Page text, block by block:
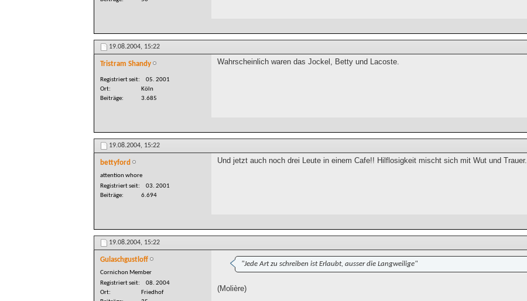
19.08.2004, 15:22
Tristram Shandy
Registriert seit
05. 2001
Ort
Köln
Beiträge
3.685
Wahrscheinlich waren das Jockel, Betty und Lacoste.
19.08.2004, 15:22
bettyford
attention whore
Registriert seit
03. 2001
Beiträge
6.694
Und jetzt auch noch drei Leute in einem Cafe!! Hilflosigkeit mischt sich mit Wut und Trauer.
19.08.2004, 15:22
Gulaschgustloff
Cornichon Member
Registriert seit
08. 2004
Ort
Friedhof
"Jede Art zu schreiben ist Erlaubt, ausser die Langweilige"
(Molière)